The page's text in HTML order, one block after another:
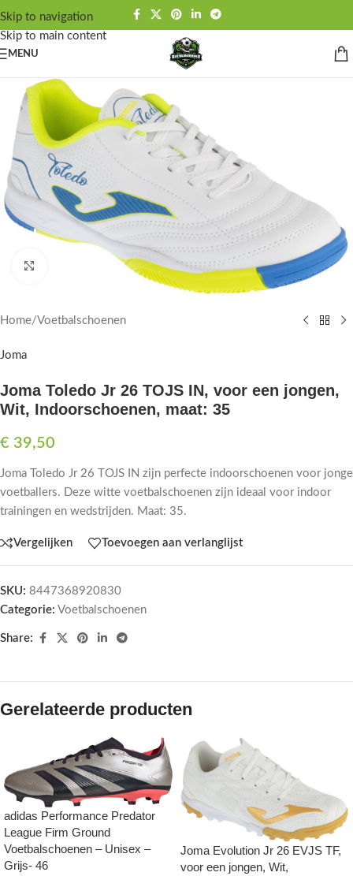
Skip to navigation
Skip to main content
MENU
Home/Voetbalschoenen
Joma
Joma Toledo Jr 26 TOJS IN, voor een jongen,
Wit, Indoorschoenen, maat: 35
€ 39,50
Joma Toledo Jr 26 TOJS IN zijn perfecte indoorschoenen voor jonge
voetballers. Deze witte voetbalschoenen zijn ideaal voor indoor
trainingen en wedstrijden. Maat: 35.
Vergelijken Toevoegen aan verlanglijst
SKU: 8447368920830
Categorie: Voetbalschoenen
Share:
Gerelateerde producten
adidas Performance Predator
League Firm Ground
Voetbalschoenen – Unisex –
Grijs- 46
Joma Evolution Jr 26 EVJS TF,
voor een jongen, Wit,